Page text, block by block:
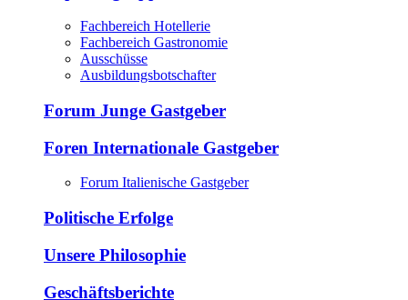
Fachbereich Hotellerie
Fachbereich Gastronomie
Ausschüsse
Ausbildungsbotschafter
Forum Junge Gastgeber
Foren Internationale Gastgeber
Forum Italienische Gastgeber
Politische Erfolge
Unsere Philosophie
Geschäftsberichte